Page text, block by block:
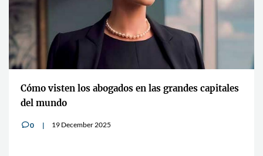
Cómo visten los abogados en las grandes capitales
del mundo
v0 19 December 2025